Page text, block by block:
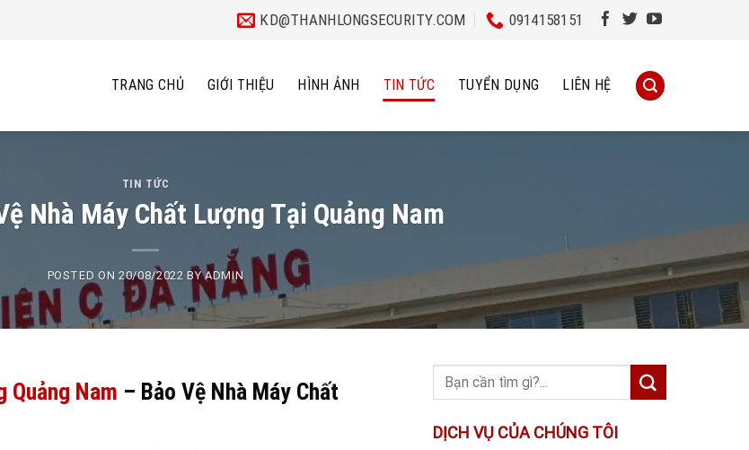
KD@THANHLONGSECURITY.COM 0914158151
TRANG CHỦ GIỚI THIỆU HÌNH ẢNH TIN TỨC TUYỂN DỤNG LIÊN HỆ
TIN TỨC
Nhà Máy Chất Lượng Tại Quảng Nam
POSTED ON20/08/2022 BYADMIN
Quảng Nam – Bảo Vệ Nhà Máy Chất
DỊCH VỤ CỦA CHÚNG TÔI